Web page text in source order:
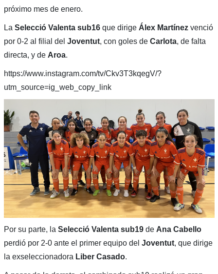
próximo mes de enero.
La Selecció Valenta sub16que dirige Álex Martínezvenció
por 0-2 al filial del Joventut, con goles de Carlota, de falta
directa, y de Aroa.
https://www.instagram.com/tv/Ckv3T3kqegV/?
utm_source=ig_web_copy_link
Por su parte, la Selecció Valenta sub19de Ana Cabello
perdió por 2-0 ante el primer equipo del Joventut, que dirige
la exseleccionadora Liber Casado.